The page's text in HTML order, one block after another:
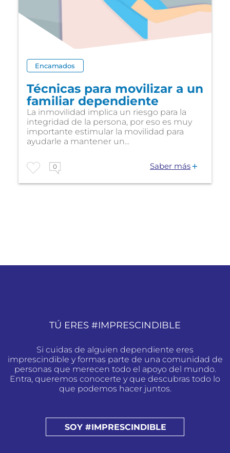
Encamados
Técnicas para movilizar a un
familiar dependiente
La inmovilidad implica un riesgo para la
integridad de la persona, por eso es muy
importante estimular la movilidad para
ayudarle a mantener un...
0 Saber más
TÚ ERES #IMPRESCINDIBLE
Si cuidas de alguien dependiente eres
imprescindible y formas parte de una comunidad de
personas que merecen todo el apoyo del mundo.
Entra, queremos conocerte y que descubras todo lo
que podemos hacer juntos.
SOY #IMPRESCINDIBLE